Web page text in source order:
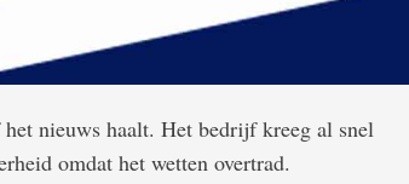
nieuws haalt. Het bedrijf kreeg al snel
omdat het wetten overtrad.